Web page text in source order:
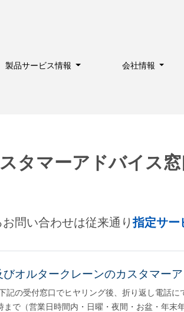
製品サービス情報 会社情報
タマーアドバイス窓
問い合わせは従来通り 指定サー
オルタークレーンのカスタマー
記の受付窓口でヒヤリング後、折り返し電話に
で（営業日時間内・日曜・夜間・お盆・年末